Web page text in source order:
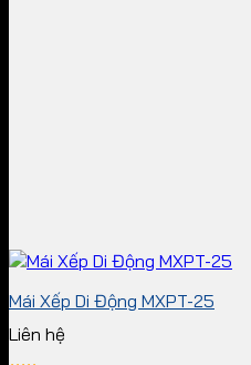
Mái Xếp Di Động MXPT-25
Liên hệ